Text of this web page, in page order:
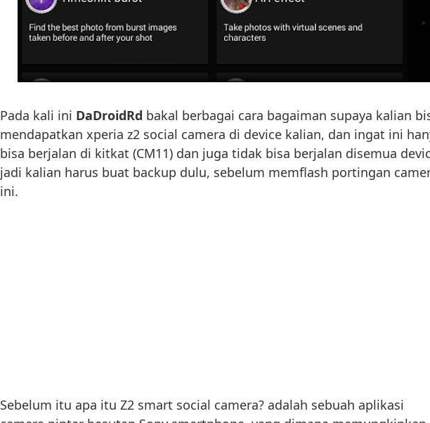
Pada kali ini DaDroidRd bakal berbagai cara bagaiman supaya kalian
mendapatkan xperia z2 social camera di device kalian, dan ingat ini
bisa berjalan di kitkat (CM11) dan juga tidak bisa berjalan disemua
jadi kalian harus buat backup dulu, sebelum memflash portingan
ini.
Sebelum itu apa itu Z2 smart social camera? adalah sebuah aplikasi